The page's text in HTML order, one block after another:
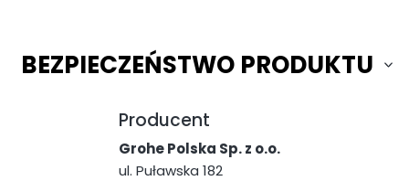
BEZPIECZEŃSTWO PRODUKTU
Producent
Grohe Polska Sp. z o.o.
ul. Puławska 182